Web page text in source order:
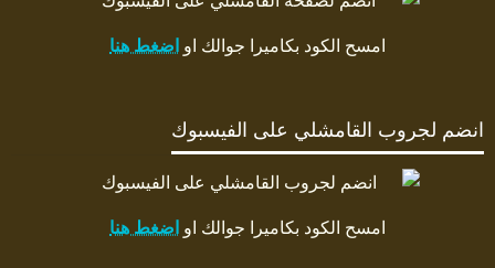
امسح الكود بكاميرا جوالك او اضغط هنا
انضم لجروب القامشلي على الفيسبوك
امسح الكود بكاميرا جوالك او اضغط هنا